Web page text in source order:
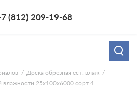
(812) 209-19-68
Доска обрезная ест. влаж
влажности 25х100х6000 сорт 4